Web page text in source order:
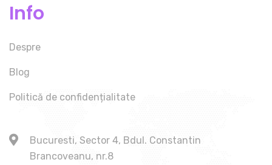
Info
Despre
Blog
Politică de confidențialitate
Bucuresti, Sector 4, Bdul. Constantin
Brancoveanu, nr.8